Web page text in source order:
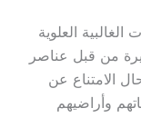
العلوية
من قبل عناصر
الامتناع عن
وأراضيهم